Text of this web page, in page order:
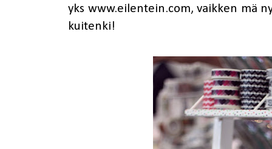
yks www.eilentein.com, vaikken mä
kuitenki!